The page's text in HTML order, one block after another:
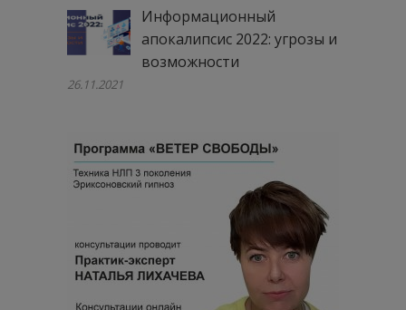
Информационный
апокалипсис 2022: угрозы и
возможности
26.11.2021